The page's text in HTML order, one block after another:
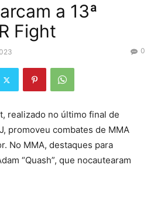
a 13ª
Fight
0
realizado no último final de
promoveu combates de MMA
No MMA, destaques para
“Quash”, que nocautearam